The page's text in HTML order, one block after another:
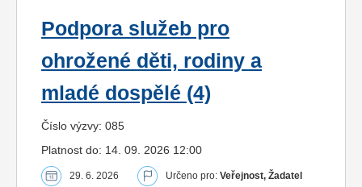
Podpora služeb pro
ohrožené děti, rodiny a
mladé dospělé (4)
Číslo výzvy: 085
Platnost do: 14. 09. 2026 12:00
29. 6. 2026 Určeno pro: Veřejnost, Žadatel